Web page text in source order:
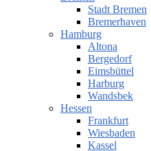
Stadt Bremen
Bremerhaven
Hamburg
Altona
Bergedorf
Eimsbüttel
Harburg
Wandsbek
Hessen
Frankfurt
Wiesbaden
Kassel